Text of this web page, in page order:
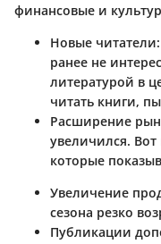
финансовые и
Новые читатели
ранее не
литературой в
читать книги,
Расширение
увеличился.
которые
Увеличение
сезона резко
Публикации